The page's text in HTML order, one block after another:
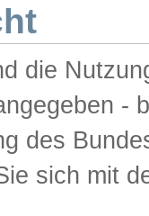
die
-
des
sich mit